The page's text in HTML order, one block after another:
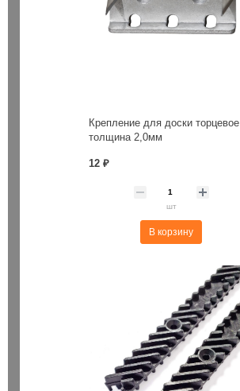
Крепление для доски торцевое
толщина 2,0мм
12 ₽
шт
В корзину